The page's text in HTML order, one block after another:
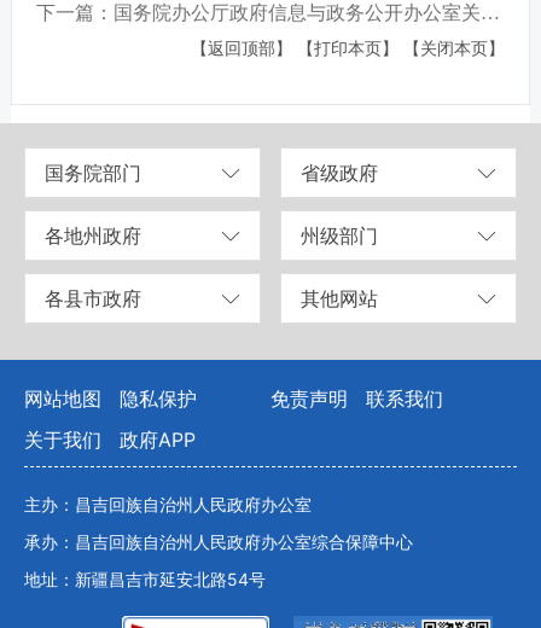
下一篇：国务院办公厅政府信息与政务公开办公室关于明确政府信息公开与业务查询事项界限的解释
【返回顶部】 【打印本页】 【关闭本页】
国务院部门 省级政府
各地州政府 州级部门
各县市政府 其他网站
网站地图 隐私保护 免责声明
联系我们
关于我们
政府APP
主办：昌吉回族自治州人民政府办公室
承办：昌吉回族自治州人民政府办公室综合保障中心
地址：新疆昌吉市延安北路54号